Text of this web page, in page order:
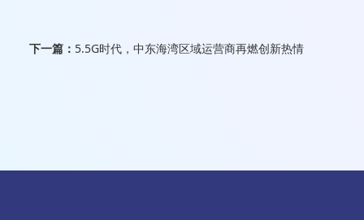
下一篇： 5.5G时代，中东海湾区域运营商再燃创新热情